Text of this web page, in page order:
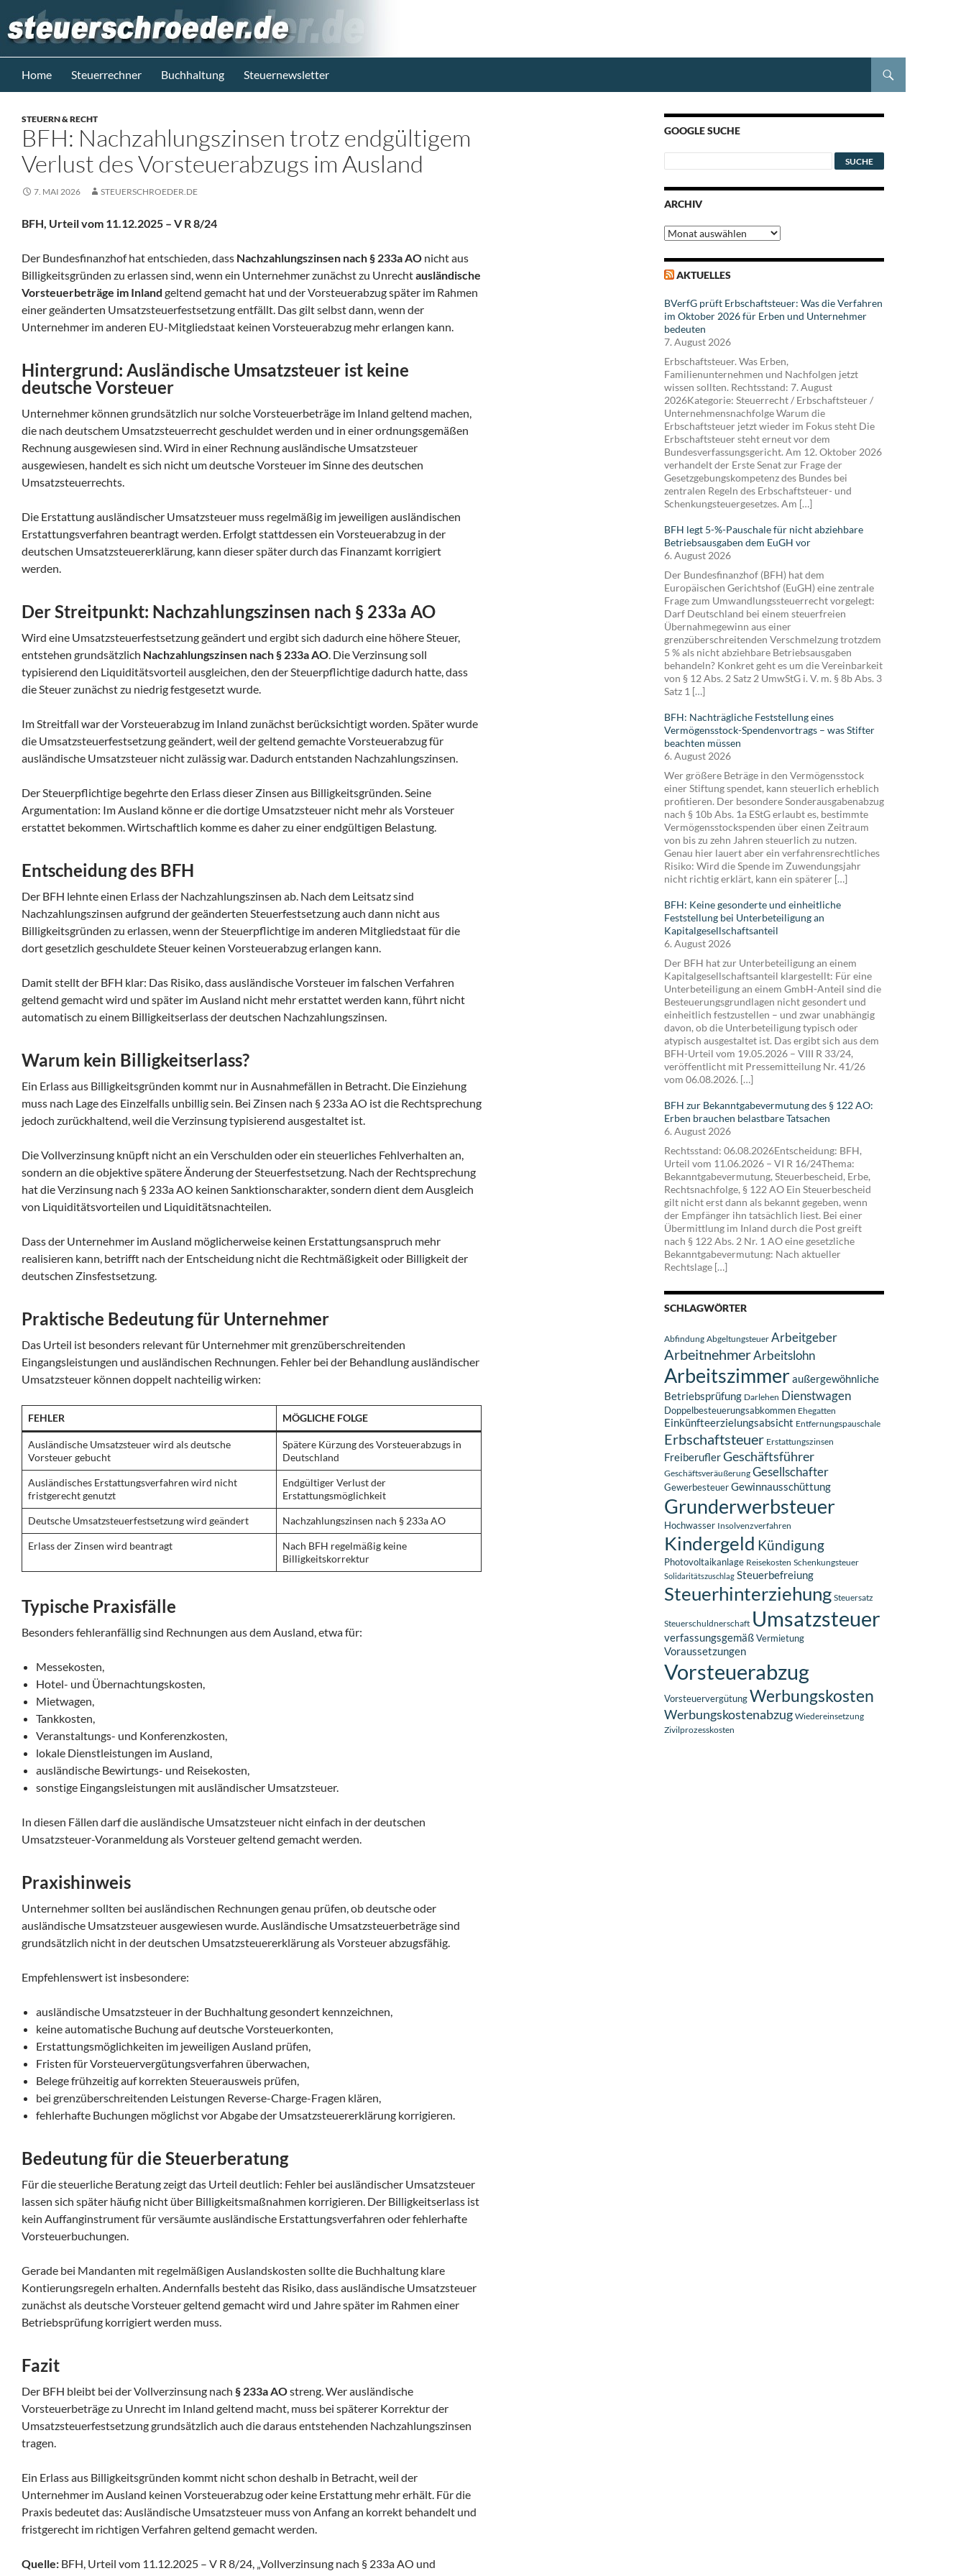
Inhalt
springen
Steuerblog www.steuerschroeder.de
Home Steuerrechner Buchhaltung Steuernewsletter
STEUERN & RECHT
BFH: Nachzahlungszinsen trotz endgültigem
Verlust des Vorsteuerabzugs im Ausland
7. MAI 2026 STEUERSCHROEDER.DE
BFH, Urteil vom 11.12.2025 – V R 8/24
Der Bundesfinanzhof hat entschieden, dass Nachzahlungszinsen nach § 233a AO nicht aus
Billigkeitsgründen zu erlassen sind, wenn ein Unternehmer zunächst zu Unrechtausländische
Vorsteuerbeträge im Inland geltend gemacht hat und der Vorsteuerabzug später im Rahmen
einer geänderten Umsatzsteuerfestsetzung entfällt. Das gilt selbst dann, wenn der
Unternehmer im anderen EU-Mitgliedstaat keinen Vorsteuerabzug mehr erlangen kann.
Hintergrund: Ausländische Umsatzsteuer ist keine
deutsche Vorsteuer
Unternehmer können grundsätzlich nur solche Vorsteuerbeträge im Inland geltend machen,
die nach deutschem Umsatzsteuerrecht geschuldet werden und in einer ordnungsgemäßen
Rechnung ausgewiesen sind. Wird in einer Rechnung ausländische Umsatzsteuer
ausgewiesen, handelt es sich nicht um deutsche Vorsteuer im Sinne des deutschen
Umsatzsteuerrechts.
Die Erstattung ausländischer Umsatzsteuer muss regelmäßig im jeweiligen ausländischen
Erstattungsverfahren beantragt werden. Erfolgt stattdessen ein Vorsteuerabzug in der
deutschen Umsatzsteuererklärung, kann dieser später durch das Finanzamt korrigiert
werden.
Der Streitpunkt: Nachzahlungszinsen nach § 233a AO
Wird eine Umsatzsteuerfestsetzung geändert und ergibt sich dadurch eine höhere Steuer,
entstehen grundsätzlich Nachzahlungszinsen nach § 233a AO. Die Verzinsung soll
typisierend den Liquiditätsvorteil ausgleichen, den der Steuerpflichtige dadurch hatte, dass
die Steuer zunächst zu niedrig festgesetzt wurde.
Im Streitfall war der Vorsteuerabzug im Inland zunächst berücksichtigt worden. Später wurde
die Umsatzsteuerfestsetzung geändert, weil der geltend gemachte Vorsteuerabzug für
ausländische Umsatzsteuer nicht zulässig war. Dadurch entstanden Nachzahlungszinsen.
Der Steuerpflichtige begehrte den Erlass dieser Zinsen aus Billigkeitsgründen. Seine
Argumentation: Im Ausland könne er die dortige Umsatzsteuer nicht mehr als Vorsteuer
erstattet bekommen. Wirtschaftlich komme es daher zu einer endgültigen Belastung.
Entscheidung des BFH
Der BFH lehnte einen Erlass der Nachzahlungszinsen ab. Nach dem Leitsatz sind
Nachzahlungszinsen aufgrund der geänderten Steuerfestsetzung auch dann nicht aus
Billigkeitsgründen zu erlassen, wenn der Steuerpflichtige im anderen Mitgliedstaat für die
dort gesetzlich geschuldete Steuer keinen Vorsteuerabzug erlangen kann.
Damit stellt der BFH klar: Das Risiko, dass ausländische Vorsteuer im falschen Verfahren
geltend gemacht wird und später im Ausland nicht mehr erstattet werden kann, führt nicht
automatisch zu einem Billigkeitserlass der deutschen Nachzahlungszinsen.
Warum kein Billigkeitserlass?
Ein Erlass aus Billigkeitsgründen kommt nur in Ausnahmefällen in Betracht. Die Einziehung
muss nach Lage des Einzelfalls unbillig sein. Bei Zinsen nach § 233a AO ist die Rechtsprechung
jedoch zurückhaltend, weil die Verzinsung typisierend ausgestaltet ist.
Die Vollverzinsung knüpft nicht an ein Verschulden oder ein steuerliches Fehlverhalten an,
sondern an die objektive spätere Änderung der Steuerfestsetzung. Nach der Rechtsprechung
hat die Verzinsung nach § 233a AO keinen Sanktionscharakter, sondern dient dem Ausgleich
von Liquiditätsvorteilen und Liquiditätsnachteilen.
Dass der Unternehmer im Ausland möglicherweise keinen Erstattungsanspruch mehr
realisieren kann, betrifft nach der Entscheidung nicht die Rechtmäßigkeit oder Billigkeit der
deutschen Zinsfestsetzung.
Praktische Bedeutung für Unternehmer
Das Urteil ist besonders relevant für Unternehmer mit grenzüberschreitenden
Eingangsleistungen und ausländischen Rechnungen. Fehler bei der Behandlung ausländischer
Umsatzsteuer können doppelt nachteilig wirken:
FEHLER MÖGLICHE FOLGE
Ausländische Umsatzsteuer wird als deutsche
Vorsteuer gebucht
Spätere Kürzung des Vorsteuerabzugs in
Deutschland
Ausländisches Erstattungsverfahren wird nicht
fristgerecht genutzt
Endgültiger Verlust der
Erstattungsmöglichkeit
Deutsche Umsatzsteuerfestsetzung wird geändert Nachzahlungszinsen nach § 233a AO
Erlass der Zinsen wird beantragt
Nach BFH regelmäßig keine
Billigkeitskorrektur
Typische Praxisfälle
Besonders fehleranfällig sind Rechnungen aus dem Ausland, etwa für:
Messekosten,
Hotel- und Übernachtungskosten,
Mietwagen,
Tankkosten,
Veranstaltungs- und Konferenzkosten,
lokale Dienstleistungen im Ausland,
ausländische Bewirtungs- und Reisekosten,
sonstige Eingangsleistungen mit ausländischer Umsatzsteuer.
In diesen Fällen darf die ausländische Umsatzsteuer nicht einfach in der deutschen
Umsatzsteuer-Voranmeldung als Vorsteuer geltend gemacht werden.
Praxishinweis
Unternehmer sollten bei ausländischen Rechnungen genau prüfen, ob deutsche oder
ausländische Umsatzsteuer ausgewiesen wurde. Ausländische Umsatzsteuerbeträge sind
grundsätzlich nicht in der deutschen Umsatzsteuererklärung als Vorsteuer abzugsfähig.
Empfehlenswert ist insbesondere:
ausländische Umsatzsteuer in der Buchhaltung gesondert kennzeichnen,
keine automatische Buchung auf deutsche Vorsteuerkonten,
Erstattungsmöglichkeiten im jeweiligen Ausland prüfen,
Fristen für Vorsteuervergütungsverfahren überwachen,
Belege frühzeitig auf korrekten Steuerausweis prüfen,
bei grenzüberschreitenden Leistungen Reverse-Charge-Fragen klären,
fehlerhafte Buchungen möglichst vor Abgabe der Umsatzsteuererklärung korrigieren.
Bedeutung für die Steuerberatung
Für die steuerliche Beratung zeigt das Urteil deutlich: Fehler bei ausländischer Umsatzsteuer
lassen sich später häufig nicht über Billigkeitsmaßnahmen korrigieren. Der Billigkeitserlass ist
kein Auffanginstrument für versäumte ausländische Erstattungsverfahren oder fehlerhafte
Vorsteuerbuchungen.
Gerade bei Mandanten mit regelmäßigen Auslandskosten sollte die Buchhaltung klare
Kontierungsregeln erhalten. Andernfalls besteht das Risiko, dass ausländische Umsatzsteuer
zunächst als deutsche Vorsteuer geltend gemacht wird und Jahre später im Rahmen einer
Betriebsprüfung korrigiert werden muss.
Fazit
Der BFH bleibt bei der Vollverzinsung nach § 233a AOstreng. Wer ausländische
Vorsteuerbeträge zu Unrecht im Inland geltend macht, muss bei späterer Korrektur der
Umsatzsteuerfestsetzung grundsätzlich auch die daraus entstehenden Nachzahlungszinsen
tragen.
Ein Erlass aus Billigkeitsgründen kommt nicht schon deshalb in Betracht, weil der
Unternehmer im Ausland keinen Vorsteuerabzug oder keine Erstattung mehr erhält. Für die
Praxis bedeutet das: Ausländische Umsatzsteuer muss von Anfang an korrekt behandelt und
fristgerecht im richtigen Verfahren geltend gemacht werden.
Quelle: BFH, Urteil vom 11.12.2025 – V R 8/24, „Vollverzinsung nach § 233a AO und
GOOGLE SUCHE
ARCHIV
Archiv
AKTUELLES
BVerfG prüft Erbschaftsteuer: Was die Verfahren
im Oktober 2026 für Erben und Unternehmer
bedeuten
7. August 2026
Erbschaftsteuer. Was Erben,
Familienunternehmen und Nachfolgen jetzt
wissen sollten. Rechtsstand: 7. August
2026Kategorie: Steuerrecht / Erbschaftsteuer /
Unternehmensnachfolge Warum die
Erbschaftsteuer jetzt wieder im Fokus steht Die
Erbschaftsteuer steht erneut vor dem
Bundesverfassungsgericht. Am 12. Oktober 2026
verhandelt der Erste Senat zur Frage der
Gesetzgebungskompetenz des Bundes bei
zentralen Regeln des Erbschaftsteuer- und
Schenkungsteuergesetzes. Am […]
BFH legt 5-%-Pauschale für nicht abziehbare
Betriebsausgaben dem EuGH vor
6. August 2026
Der Bundesfinanzhof (BFH) hat dem
Europäischen Gerichtshof (EuGH) eine zentrale
Frage zum Umwandlungssteuerrecht vorgelegt:
Darf Deutschland bei einem steuerfreien
Übernahmegewinn aus einer
grenzüberschreitenden Verschmelzung trotzdem
5 % als nicht abziehbare Betriebsausgaben
behandeln? Konkret geht es um die Vereinbarkeit
von § 12 Abs. 2 Satz 2 UmwStG i. V. m. § 8b Abs. 3
Satz 1 […]
BFH: Nachträgliche Feststellung eines
Vermögensstock-Spendenvortrags – was Stifter
beachten müssen
6. August 2026
Wer größere Beträge in den Vermögensstock
einer Stiftung spendet, kann steuerlich erheblich
profitieren. Der besondere Sonderausgabenabzug
nach § 10b Abs. 1a EStG erlaubt es, bestimmte
Vermögensstockspenden über einen Zeitraum
von bis zu zehn Jahren steuerlich zu nutzen.
Genau hier lauert aber ein verfahrensrechtliches
Risiko: Wird die Spende im Zuwendungsjahr
nicht richtig erklärt, kann ein späterer […]
BFH: Keine gesonderte und einheitliche
Feststellung bei Unterbeteiligung an
Kapitalgesellschaftsanteil
6. August 2026
Der BFH hat zur Unterbeteiligung an einem
Kapitalgesellschaftsanteil klargestellt: Für eine
Unterbeteiligung an einem GmbH-Anteil sind die
Besteuerungsgrundlagen nicht gesondert und
einheitlich festzustellen – und zwar unabhängig
davon, ob die Unterbeteiligung typisch oder
atypisch ausgestaltet ist. Das ergibt sich aus dem
BFH-Urteil vom 19.05.2026 – VIII R 33/24,
veröffentlicht mit Pressemitteilung Nr. 41/26
vom 06.08.2026. […]
BFH zur Bekanntgabevermutung des § 122 AO:
Erben brauchen belastbare Tatsachen
6. August 2026
Rechtsstand: 06.08.2026Entscheidung: BFH,
Urteil vom 11.06.2026 – VI R 16/24Thema:
Bekanntgabevermutung, Steuerbescheid, Erbe,
Rechtsnachfolge, § 122 AO Ein Steuerbescheid
gilt nicht erst dann als bekannt gegeben, wenn
der Empfänger ihn tatsächlich liest. Bei einer
Übermittlung im Inland durch die Post greift
nach § 122 Abs. 2 Nr. 1 AO eine gesetzliche
Bekanntgabevermutung: Nach aktueller
Rechtslage […]
SCHLAGWÖRTER
Abfindung Abgeltungsteuer Arbeitgeber
ArbeitnehmerArbeitslohn
Arbeitszimmeraußergewöhnliche
Betriebsprüfung Darlehen Dienstwagen
Doppelbesteuerungsabkommen Ehegatten
Einkünfteerzielungsabsicht Entfernungspauschale
Erbschaftsteuer Erstattungszinsen
FreiberuflerGeschäftsführer
Geschäftsveräußerung Gesellschafter
GewerbesteuerGewinnausschüttung
Grunderwerbsteuer
Hochwasser Insolvenzverfahren
Kindergeld Kündigung
Photovoltaikanlage Reisekosten Schenkungsteuer
Solidaritätszuschlag Steuerbefreiung
Steuerhinterziehung Steuersatz
Steuerschuldnerschaft Umsatzsteuer
verfassungsgemäßVermietung
Voraussetzungen
Vorsteuerabzug
VorsteuervergütungWerbungskosten
Werbungskostenabzug Wiedereinsetzung
Zivilprozesskosten
Steuerberater
M. Schröder
Berlin